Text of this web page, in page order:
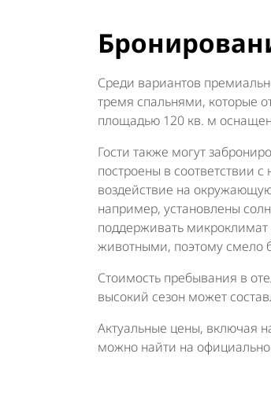
Среди вариантов
тремя спальнями, которые
площадью 120 кв. м
Гости также могут
построены в соответствии
воздействие на
например, установлены
поддерживать
животными, поэтому смело
Стоимость пребывания в
высокий сезон может
Актуальные цены, включая
можно найти на